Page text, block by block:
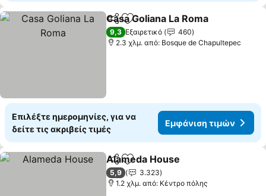
Κοινοποίηση
Προσθήκη στα αγαπημένα
Casa Goliana La Roma
9,3 Εξαιρετικό
460
2.3 χλμ. από: Bosque de Chapultepec
Επιλέξτε ημερομηνίες, για να
δείτε τις ακριβείς τιμές
Εμφάνιση τιμών
Κοινοποίηση
Προσθήκη στα αγαπημένα
Alameda House
5,9
3.323
1.2 χλμ. από: Κέντρο πόλης